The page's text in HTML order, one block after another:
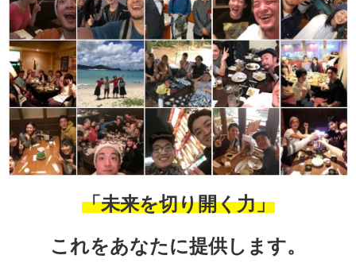
「未来を切り開く力」
これをあなたに提供します。